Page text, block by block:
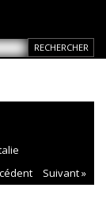
Suivant »